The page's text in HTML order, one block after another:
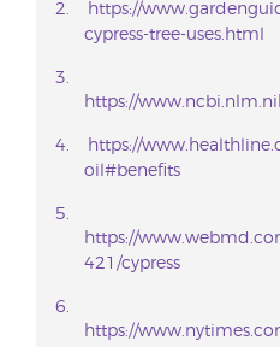
https://
cypress-tree-uses.html
https://
https://
oil#benefits
https://
421/cypress
https://